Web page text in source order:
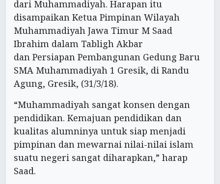
dari Muhammadiyah. Harapan itu
disampaikan Ketua Pimpinan Wilayah
Muhammadiyah Jawa Timur M Saad
Ibrahim dalam Tabligh Akbar
dan Persiapan Pembangunan Gedung Baru
SMA Muhammadiyah 1 Gresik, di Randu
Agung, Gresik, (31/3/18).
“Muhammadiyah sangat konsen dengan
pendidikan. Kemajuan pendidikan dan
kualitas alumninya untuk siap menjadi
pimpinan dan mewarnai nilai-nilai islam
suatu negeri sangat diharapkan,” harap
Saad.